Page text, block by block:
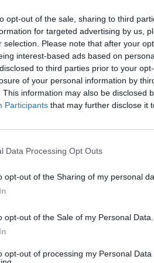
opt-out of the sale, sharing to third
for targeted advertising by us,
selection. Please note that after your
interest-based ads based on
to third parties prior to your
of your personal information by
This information may also be disclosed
Participants that may further disclose it
Data Processing Opt Outs
opt-out of the Sharing of my personal
opt-out of the Sale of my Personal Data.
opt-out of processing my Personal Data
πιο επιτυχημένο από το
το αδιαχώρητο στο
των events έχει κάνει
κύκλους των clubbed
Point of View
καλοκαιρινή
φέτα και φράουλες